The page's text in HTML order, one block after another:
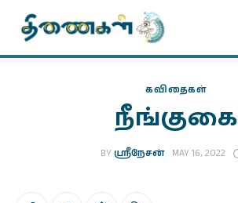
முகப்பு
படைப்புகள்
கவிதைகள்
நீங்குகை
BY ஸ்ரீநேசன் MAY 16, 2022